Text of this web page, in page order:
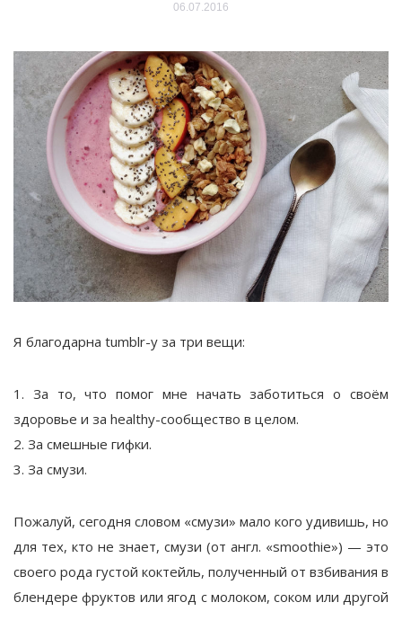
06.07.2016
Я благодарна tumblr-у за три вещи:
1. За то, что помог мне начать заботиться о своём
здоровье и за healthy-сообщество в целом.
2. За смешные гифки.
3. За смузи.
Пожалуй, сегодня словом «смузи» мало кого удивишь, но
для тех, кто не знает, смузи (от англ. «smoothie») — это
своего рода густой коктейль, полученный от взбивания в
блендере фруктов или ягод с молоком, соком или другой